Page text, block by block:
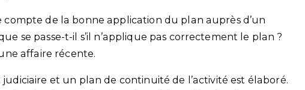
de la bonne application du plan auprès d’un
se passe-t-il s’il n’applique pas correctement le plan ?
affaire récente.
et un plan de continuité de l’activité est élaboré.